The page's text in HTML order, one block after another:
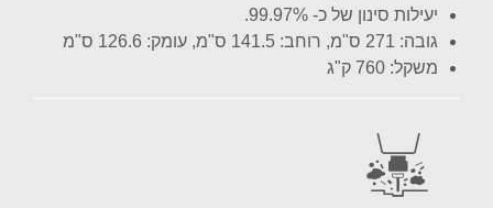
יעילות סינון של כ- 99.97%.
גובה: 271 ס"מ, רוחב: 141.5 ס"מ, עומק: 126.6 ס"מ
משקל: 760 ק"ג